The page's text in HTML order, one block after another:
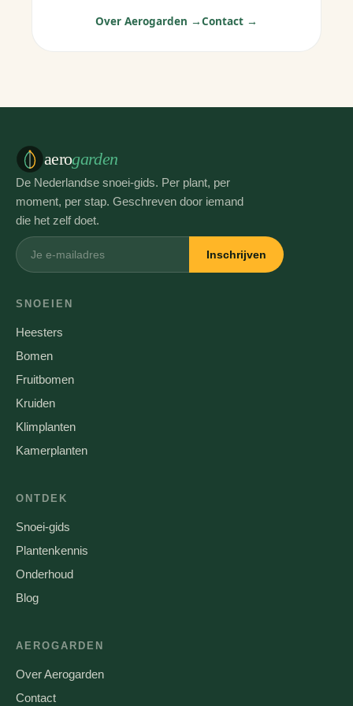
Over Aerogarden →Contact →
aerogarden
De Nederlandse snoei-gids. Per plant, per
moment, per stap. Geschreven door iemand
die het zelf doet.
Inschrijven
SNOEIEN
Heesters
Bomen
Fruitbomen
Kruiden
Klimplanten
Kamerplanten
ONTDEK
Snoei-gids
Plantenkennis
Onderhoud
Blog
AEROGARDEN
Over Aerogarden
Contact